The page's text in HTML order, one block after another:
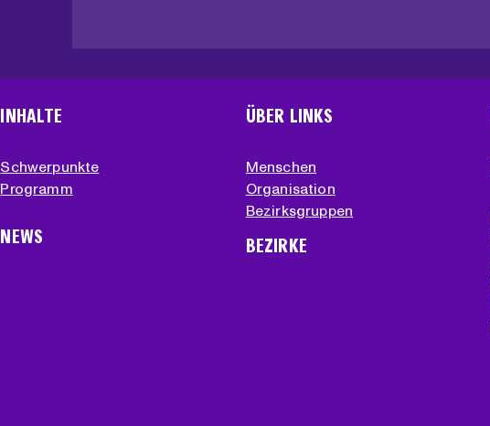
INHALTE
Schwerpunkte
Programm
NEWS
ÜBER LINKS
Menschen
Organisation
Bezirksgruppen
BEZIRKE